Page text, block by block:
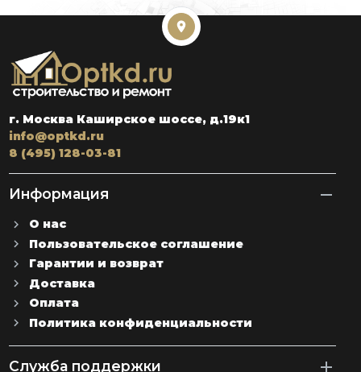
г. Москва Каширское шоссе, д.19к1
info@optkd.ru
8 (495) 128-03-81
Информация
О нас
Пользовательское соглашение
Гарантии и возврат
Доставка
Оплата
Политика конфиденциальности
Служба поддержки